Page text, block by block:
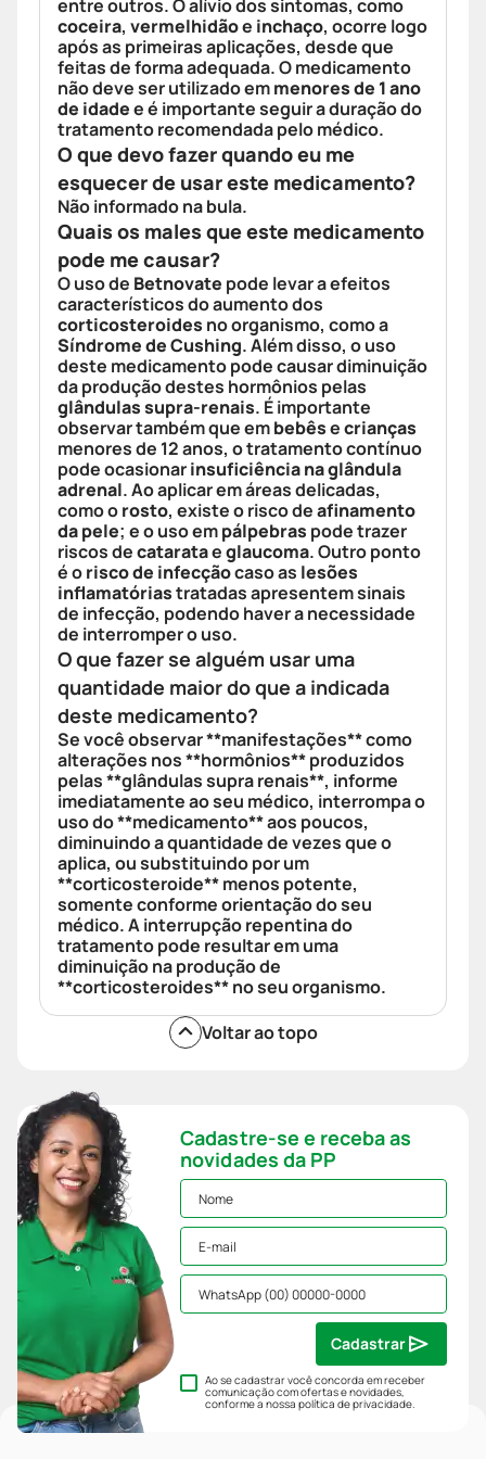
entre outros. O alívio dos sintomas, como
coceira, vermelhidãoe inchaço, ocorre logo
após as primeiras aplicações, desde que
feitas de forma adequada. O medicamento
não deve ser utilizado emmenores de 1 ano
de idadee é importante seguir a duração do
tratamento recomendada pelo médico.
O que devo fazer quando eu me
esquecer de usar este medicamento?
Não informado na bula.
Quais os males que este medicamento
pode me causar?
O uso de Betnovate pode levar a efeitos
característicos do aumento dos
corticosteroides no organismo, como a
Síndrome de Cushing. Além disso, o uso
deste medicamento pode causar diminuição
da produção destes hormônios pelas
glândulas supra-renais. É importante
observar também que embebêsecrianças
menores de 12 anos, o tratamento contínuo
pode ocasionarinsuficiência na glândula
adrenal. Ao aplicar em áreas delicadas,
como orosto, existe o risco deafinamento
da pele; e o uso empálpebras pode trazer
riscos decatarataeglaucoma. Outro ponto
é orisco de infecçãocaso as lesões
inflamatóriastratadas apresentem sinais
de infecção, podendo haver a necessidade
de interromper o uso.
O que fazer se alguém usar uma
quantidade maior do que a indicada
deste medicamento?
Se você observar **manifestações** como
alterações nos **hormônios** produzidos
pelas **glândulas supra renais**, informe
imediatamente ao seu médico, interrompa o
uso do **medicamento** aos poucos,
diminuindo a quantidade de vezes que o
aplica, ou substituindo por um
**corticosteroide** menos potente,
somente conforme orientação do seu
médico. A interrupção repentina do
tratamento pode resultar em uma
diminuição na produção de
**corticosteroides** no seu organismo.
Voltar ao topo
Cadastre-se e receba as
novidades da PP
Ao se cadastrar você concorda em receber
comunicação com ofertas e novidades,
conforme a nossapolítica de privacidade.
Cadastrar